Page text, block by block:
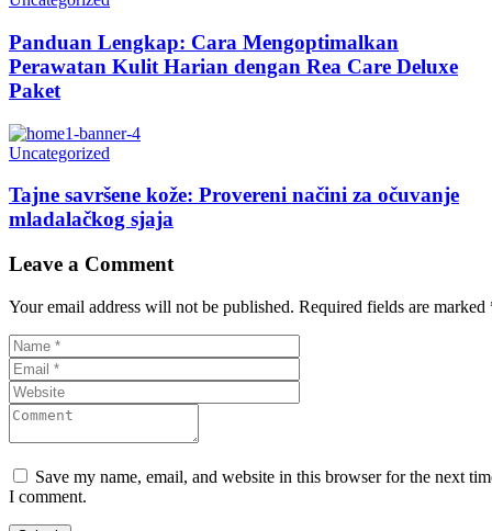
Panduan Lengkap: Cara Mengoptimalkan
Perawatan Kulit Harian dengan Rea Care Deluxe
Paket
Uncategorized
Tajne savršene kože: Provereni načini za očuvanje
mladalačkog sjaja
Leave a Comment
Your email address will not be published. Required fields are marked
Save my name, email, and website in this browser for the next
I comment.